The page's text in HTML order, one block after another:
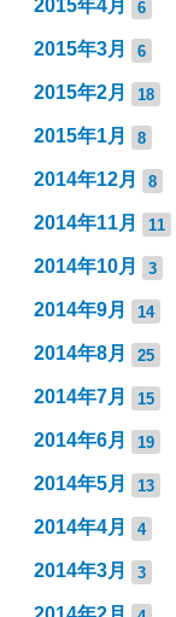
2015年4月 6
2015年3月 6
2015年2月 18
2015年1月 8
2014年12月 8
2014年11月 11
2014年10月 3
2014年9月 14
2014年8月 25
2014年7月 15
2014年6月 19
2014年5月 13
2014年4月 4
2014年3月 3